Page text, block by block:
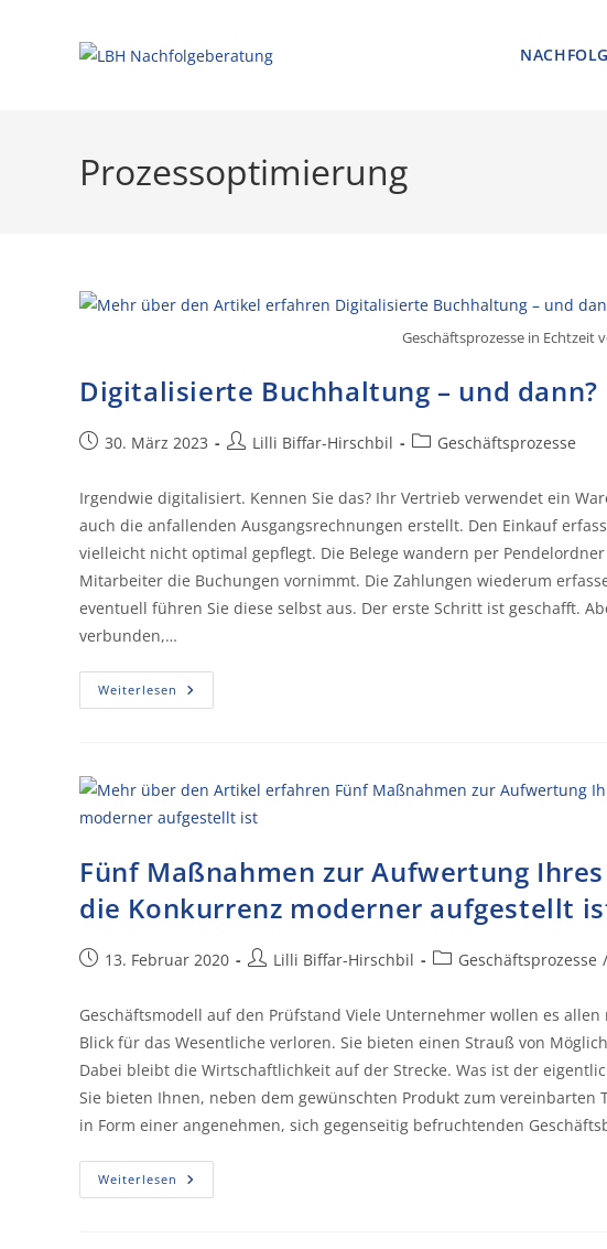
Prozessoptimierung
Geschäftsprozesse in Echtzeit
Digitalisierte Buchhaltung – und dann?
30. März 2023 Lilli Biffar-Hirschbil Geschäftsprozesse
Irgendwie digitalisiert. Kennen Sie das? Ihr Vertrieb verwendet ein
auch die anfallenden Ausgangsrechnungen erstellt. Den Einkauf
vielleicht nicht optimal gepflegt. Die Belege wandern per
Mitarbeiter die Buchungen vornimmt. Die Zahlungen wiederum
eventuell führen Sie diese selbst aus. Der erste Schritt ist geschafft.
verbunden,…
Weiterlesen
Fünf Maßnahmen zur Aufwertung
die Konkurrenz moderner aufgestellt
13. Februar 2020 Lilli Biffar-Hirschbil Geschäftsprozesse /
Geschäftsmodell auf den Prüfstand Viele Unternehmer wollen es
Blick für das Wesentliche verloren. Sie bieten einen Strauß von
Dabei bleibt die Wirtschaftlichkeit auf der Strecke. Was ist der
Sie bieten Ihnen, neben dem gewünschten Produkt zum
in Form einer angenehmen, sich gegenseitig befruchtenden
Weiterlesen